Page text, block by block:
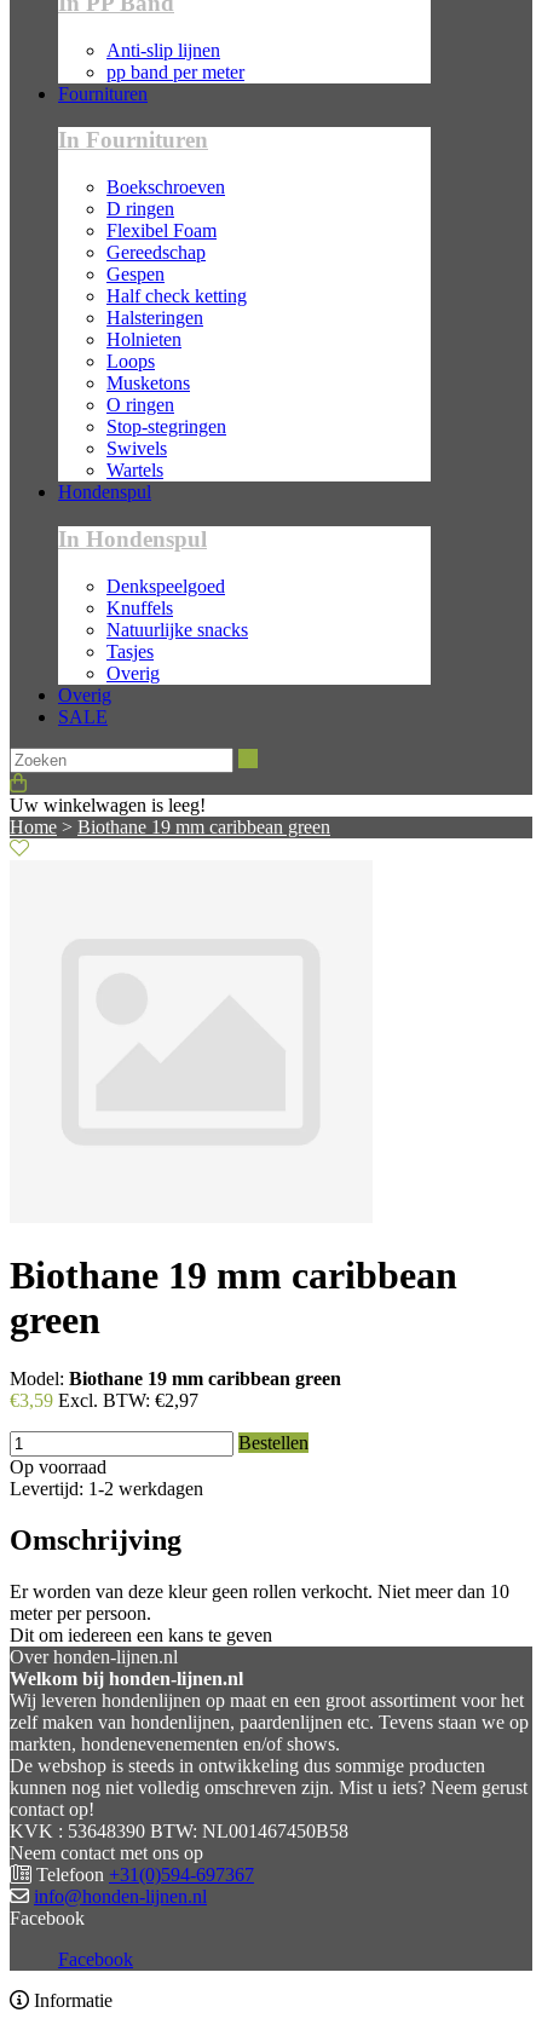
Anti-slip lijnen
pp band per meter
Fournituren
In Fournituren
Boekschroeven
D ringen
Flexibel Foam
Gereedschap
Gespen
Half check ketting
Halsteringen
Holnieten
Loops
Musketons
O ringen
Stop-stegringen
Swivels
Wartels
Hondenspul
In Hondenspul
Denkspeelgoed
Knuffels
Natuurlijke snacks
Tasjes
Overig
Overig
SALE
Uw winkelwagen is leeg!
Home > Biothane 19 mm caribbean green
Biothane 19 mm caribbean
green
Model: Biothane 19 mm caribbean green
€3,59 Excl. BTW: €2,97
Bestellen
Op voorraad
Levertijd: 1-2 werkdagen
Omschrijving
Er worden van deze kleur geen rollen verkocht. Niet meer dan 10
meter per persoon.
Dit om iedereen een kans te geven
Over honden-lijnen.nl
Welkom bij honden-lijnen.nl
Wij leveren hondenlijnen op maat en een groot assortiment voor het
zelf maken van hondenlijnen, paardenlijnen etc. Tevens staan we op
markten, hondenevenementen en/of shows.
De webshop is steeds in ontwikkeling dus sommige producten
kunnen nog niet volledig omschreven zijn. Mist u iets? Neem gerust
contact op!
KVK : 53648390 BTW: NL001467450B58
Neem contact met ons op
Telefoon +31(0)594-697367
info@honden-lijnen.nl
Facebook
Facebook
Informatie